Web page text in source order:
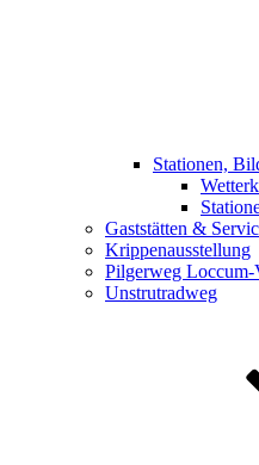
Stationen,
Gaststätten &
Krippenausstellung
Pilgerweg Loccum-
Unstrutradweg